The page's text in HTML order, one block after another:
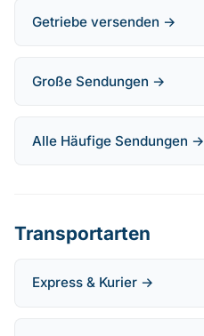
Getriebe versenden →
Große Sendungen →
Alle Häufige Sendungen →
Transportarten
Express & Kurier →